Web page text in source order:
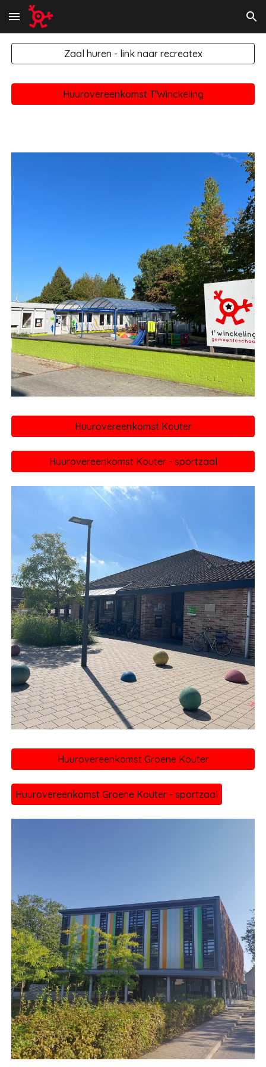
Skip to main content Skip to navigation
Zaal huren - link naar recreatex
Huurovereenkomst T'Winckeling
Huurovereenkomst Kouter
Huurovereenkomst Kouter - sportzaal
Huurovereenkomst Groene Kouter
Huurovereenkomst Groene Kouter - sportzaal